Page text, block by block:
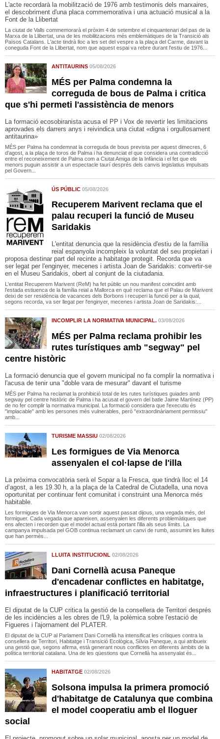
L'acte recordarà la mobilització de 1976 amb testimonis dels marxaires,
el descobriment d'una placa commemorativa i una actuació musical a la
Font de la Llibertat
La ciutat de Valls commemorarà el pròxim 4 de setembre el cinquantenari del pas de la
Marxa de la Llibertat, una de les mobilitzacions més emblemàtiques de la Transició als
Països Catalans. L'acte tindrà lloc a les set del vespre a la plaça del Carme, davant la
coneguda Font de la Llibertat, nom que aquest espai va rebre durant l'estiu de 1976...
ANTITAURINS 05/08/2026
MÉS per Palma condemna la
correguda de bous de Palma i critica
que s'hi permeti l'assistència de menors
La formació ecosobiranista acusa el PP i Vox de revertir les limitacions
aprovades els darrers anys i reivindica una ciutat «digna i orgullosament
antitaurina»
MÉS per Palma ha condemnat la correguda de bous prevista per aquest dimecres, 6
d'agost, a la plaça de toros de Palma i ha denunciat el que considera una contradicció
entre el reconeixement de Palma com a Ciutat Amiga de la Infància i el fet que els
menors puguin assistir a un espectacle taurí després dels canvis legislatius impulsats
pel Govern...
ÚS PÚBLIC 05/08/2026
Recuperem Marivent reclama que el
palau recuperi la funció de Museu
Saridakis
L'entitat denuncia que la residència d'estiu de la família
reial espanyola incompleix la voluntat del seu propietari i
proposa destinar part del recinte a habitatge protegit. Recorda que va
ser legat per l'enginyer, mecenes i artista Joan de Saridakis: convertir-se
en el Museu Saridakis, obert al conjunt de la ciutadania.
L'entitat Recuperem Marivent (ReM) ha fet públic un nou manifest coincidint amb
l'estada estiuenca de la família reial a Mallorca en què reclama que el Palau de Marivent
deixi de ser residència de vacances dels Borbons i recuperi la funció per a la qual,
segons recorda, va ser llegat per l'enginyer, mecenes i artista Joan de Saridakis:...
INCOMPLIR LA NORMATIVA MUNICIPAL. 03/08/2026
MÉS per Palma reclama prohibir les
rutes turístiques amb "segway" pel
centre històric
La formació denuncia que el govern municipal no fa complir la normativa i
l'acusa de tenir una "doble vara de mesurar" davant el turisme
MÉS per Palma ha reclamat la prohibició total de les rutes turístiques guiades amb
segway pel centre històric de Palma i ha acusat el govern del batle Jaime Martínez (PP)
de no fer complir la normativa municipal. La formació considera que l'executiu és
"implacable" amb les persones més vulnerables, però "extraordinàriament permissiu"
amb...
TURISME MASSIU 02/08/2026
Les formigues de Via Menorca
assenyalen el col·lapse de l'illa
La pròxima convocatòria serà el Sopar a la Fresca, que tindrà lloc el 14
d’agost, a les 19.30 h, a la plaça de la Catedral de Ciutadella, una nova
oportunitat per continuar fent comunitat i construint una Menorca més
habitable.
Les formigues de Via Menorca van sortir aquest passat dijous, una vegada més, del
formiguer. Cada vegada que apareixen, assenyalen les diferents problemàtiques que
ens afecten i recorden que el model actual està portant l'illa als seus límits. La
campanya impulsada pel GOB continua reclamant un canvi de rumb, assumint les lluites
que han permès...
LLUITA INSTITUCIONL 02/08/2026
Dani Cornellà acusa Paneque
d'encadenar conflictes en habitatge,
infraestructures i planificació territorial
El diputat de la CUP critica la gestió de la consellera de Territori després
de les incidències a les obres de l'L9, la polèmica sobre l'estació de
Figueres i l'ajornament del PLATER.
El diputat de la CUP al Parlament Dani Cornellà ha intensificat les crítiques contra la
consellera de Territori, Habitatge i Transició Ecològica, Sílvia Paneque, a qui atribueix
una gestió que, segons afirma, està generant nous conflictes en diferents àmbits de la
política territorial catalana. Una de les qüestions que Cornellà ha assenyalat és...
HABITATGE 02/08/2026
Solsona impulsa la primera promoció
d'habitatge de Catalunya que combina
el model cooperatiu amb el lloguer
social